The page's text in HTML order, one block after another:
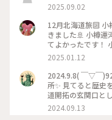
2025.09.02
12月北海道旅🔟 小
きました🚢 小樽運
てよかったです！
アクティビティで
リップ2024
2025.01.12
2024.9.8( ￣▽￣
所✨ 見てると歴史を感じる倉庫街と河✨ ※引用 小樽港は北海
道開拓の玄関口と
沖に泊め、はしけ
り扱う荷量が多く
2024.09.13